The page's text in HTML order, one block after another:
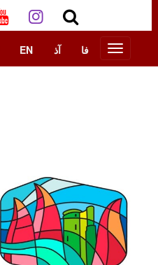
EN آذ فا